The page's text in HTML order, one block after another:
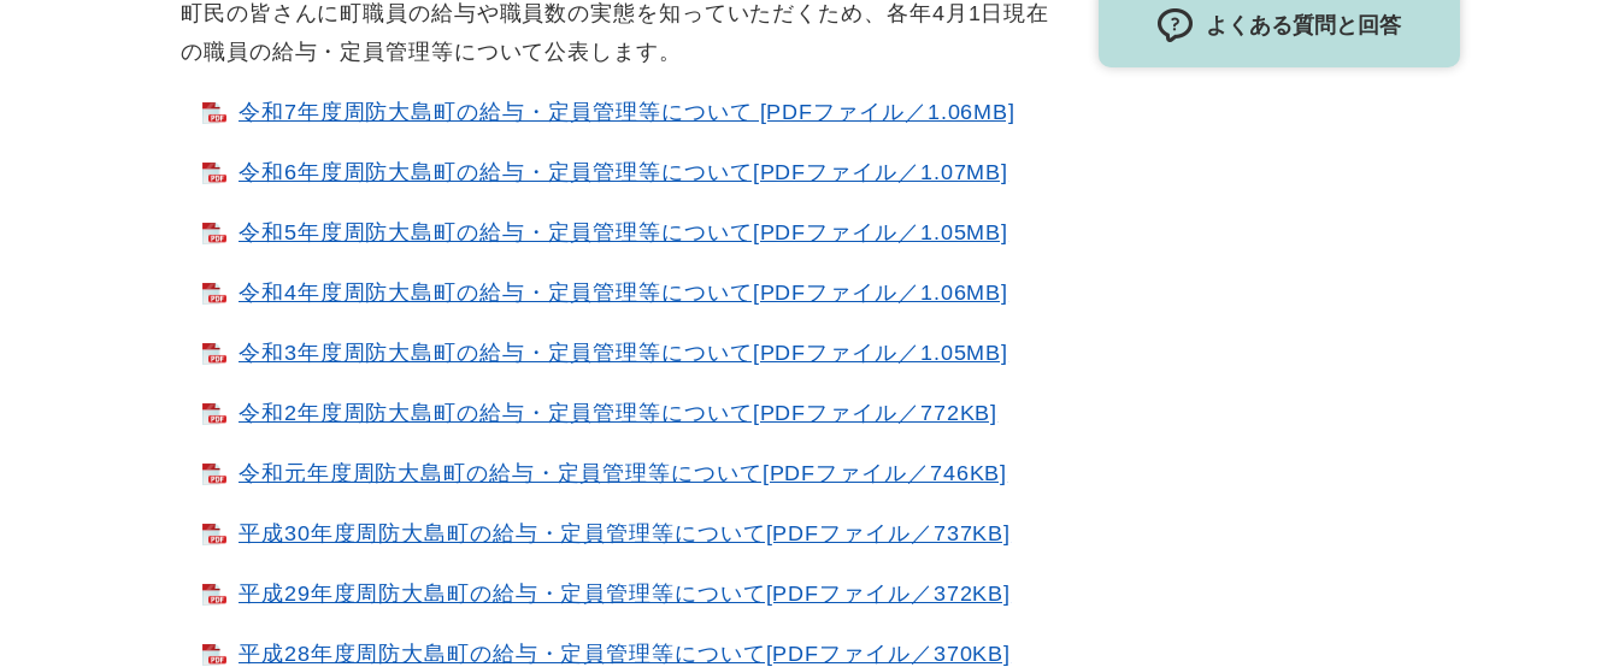
町民の皆さんに町職員の給与や職員数の実態を知っていただくため、各年4月1日現在
の職員の給与・定員管理等について公表します。
令和7年度周防大島町の給与・定員管理等について [PDFファイル／1.06MB]
令和6年度周防大島町の給与・定員管理等について[PDFファイル／1.07MB]
令和5年度周防大島町の給与・定員管理等について[PDFファイル／1.05MB]
令和4年度周防大島町の給与・定員管理等について[PDFファイル／1.06MB]
令和3年度周防大島町の給与・定員管理等について[PDFファイル／1.05MB]
令和2年度周防大島町の給与・定員管理等について[PDFファイル／772KB]
令和元年度周防大島町の給与・定員管理等について[PDFファイル／746KB]
平成30年度周防大島町の給与・定員管理等について[PDFファイル／737KB]
平成29年度周防大島町の給与・定員管理等について[PDFファイル／372KB]
平成28年度周防大島町の給与・定員管理等について[PDFファイル／370KB]
よくある質問と回答